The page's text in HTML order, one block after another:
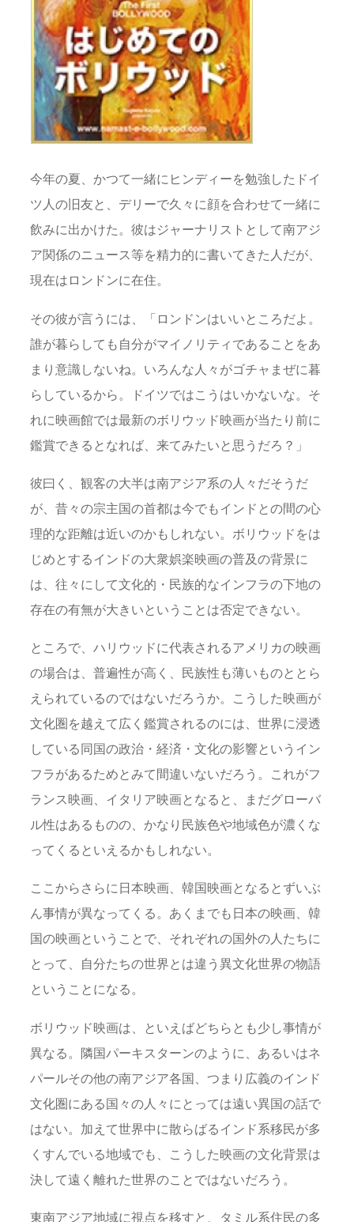
今年の夏、かつて一緒にヒンディーを勉強したドイ
ツ人の旧友と、デリーで久々に顔を合わせて一緒に
飲みに出かけた。彼はジャーナリストとして南アジ
ア関係のニュース等を精力的に書いてきた人だが、
現在はロンドンに在住。
その彼が言うには、「ロンドンはいいところだよ。
誰が暮らしても自分がマイノリティであることをあ
まり意識しないね。いろんな人々がゴチャまぜに暮
らしているから。ドイツではこうはいかないな。そ
れに映画館では最新のボリウッド映画が当たり前に
鑑賞できるとなれば、来てみたいと思うだろ？」
彼曰く、観客の大半は南アジア系の人々だそうだ
が、昔々の宗主国の首都は今でもインドとの間の心
理的な距離は近いのかもしれない。ボリウッドをは
じめとするインドの大衆娯楽映画の普及の背景に
は、往々にして文化的・民族的なインフラの下地の
存在の有無が大きいということは否定できない。
ところで、ハリウッドに代表されるアメリカの映画
の場合は、普遍性が高く、民族性も薄いものととら
えられているのではないだろうか。こうした映画が
文化圏を越えて広く鑑賞されるのには、世界に浸透
している同国の政治・経済・文化の影響というイン
フラがあるためとみて間違いないだろう。これがフ
ランス映画、イタリア映画となると、まだグローバ
ル性はあるものの、かなり民族色や地域色が濃くな
ってくるといえるかもしれない。
ここからさらに日本映画、韓国映画となるとずいぶ
ん事情が異なってくる。あくまでも日本の映画、韓
国の映画ということで、それぞれの国外の人たちに
とって、自分たちの世界とは違う異文化世界の物語
ということになる。
ボリウッド映画は、といえばどちらとも少し事情が
異なる。隣国パーキスターンのように、あるいはネ
パールその他の南アジア各国、つまり広義のインド
文化圏にある国々の人々にとっては遠い異国の話で
はない。加えて世界中に散らばるインド系移民が多
くすんでいる地域でも、こうした映画の文化背景は
決して遠く離れた世界のことではないだろう。
東南アジア地域に視点を移すと、タミル系住民の多